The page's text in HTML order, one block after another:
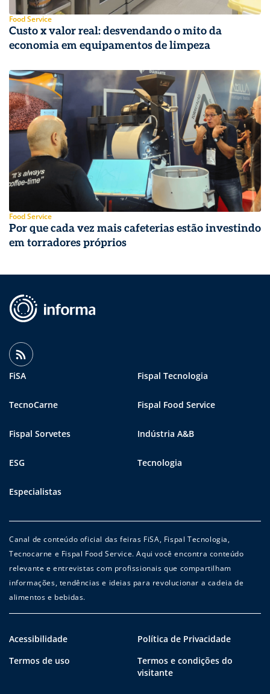
Food Service
Custo x valor real: desvendando o mito da
economia em equipamentos de limpeza
Food Service
Por que cada vez mais cafeterias estão investindo
em torradores próprios
FiSA Fispal Tecnologia
TecnoCarne Fispal Food Service
Fispal Sorvetes Indústria A&B
ESG Tecnologia
Especialistas
Canal de conteúdo oficial das feiras FiSA, Fispal Tecnologia,
Tecnocarne e Fispal Food Service. Aqui você encontra conteúdo
relevante e entrevistas com profissionais que compartilham
informações, tendências e ideias para revolucionar a cadeia de
alimentos e bebidas.
Acessibilidade
Política de Privacidade
Termos de uso
Termos e condições do
visitante